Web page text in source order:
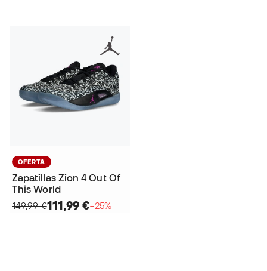
OFERTA
Zapatillas Zion 4 Out Of
This World
149,99 €111,99 €−25%